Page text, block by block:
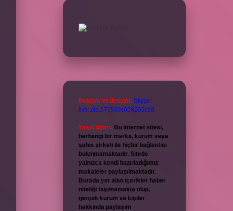
Reklam ve İletişim: Skype:
live:.cid.575569c608265c69
Yasal Uyarı: Bu internet sitesi,
herhangi bir marka, kurum veya
şahıs şirketi ile hiçbir bağlantısı
bulunmamaktadır. Sitede
yalnızca kendi hazırladığımız
makaleler paylaşılmaktadır.
Burada yer alan içerikler haber
niteliği taşımamakta olup,
gerçek kurum ve kişiler
hakkında paylaşım